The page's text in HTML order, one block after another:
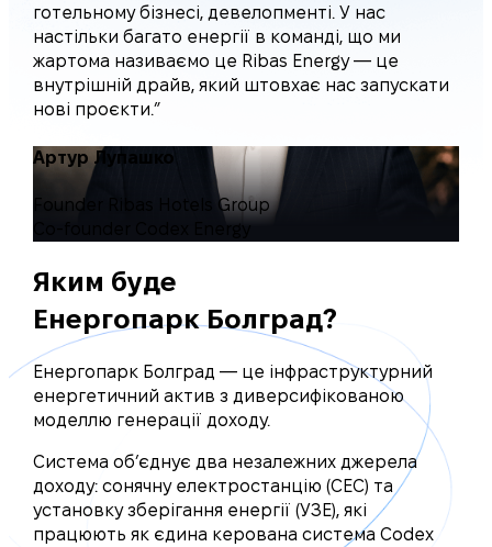
готельному бізнесі, девелопменті. У нас
настільки багато енергії в команді, що ми
жартома називаємо це Ribas Energy — це
внутрішній драйв, який штовхає нас запускати
нові проєкти.”
Артур Лупашко
Founder Ribas Hotels Group
Co-founder Codex Energy
Яким буде
Енергопарк Болград?
Енергопарк Болград — це інфраструктурний
енергетичний актив з диверсифікованою
моделлю генерації доходу.
Система об’єднує два незалежних джерела
доходу: сонячну електростанцію (СЕС) та
установку зберігання енергії (УЗЕ), які
працюють як єдина керована система Codex